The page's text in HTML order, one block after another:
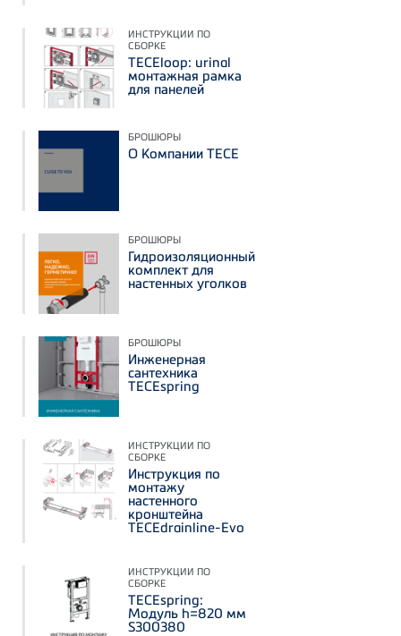
ИНСТРУКЦИИ ПО
СБОРКЕ
TECEloop: urinal
монтажная рамка
для панелей
БРОШЮРЫ
О Компании ТЕСЕ
БРОШЮРЫ
Гидроизоляционный
комплект для
настенных уголков
БРОШЮРЫ
Инженерная
сантехника
TECEspring
ИНСТРУКЦИИ ПО
СБОРКЕ
Инструкция по
монтажу
настенного
кронштейна
TECEdrainline-Evo
ИНСТРУКЦИИ ПО
СБОРКЕ
TECEspring:
Модуль h=820 мм
S300380